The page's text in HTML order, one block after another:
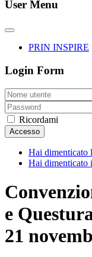
User Menu
PRIN INSPIRE
Login Form
Ricordami
Accesso
Hai dimenticato
Hai dimenticato
e
21